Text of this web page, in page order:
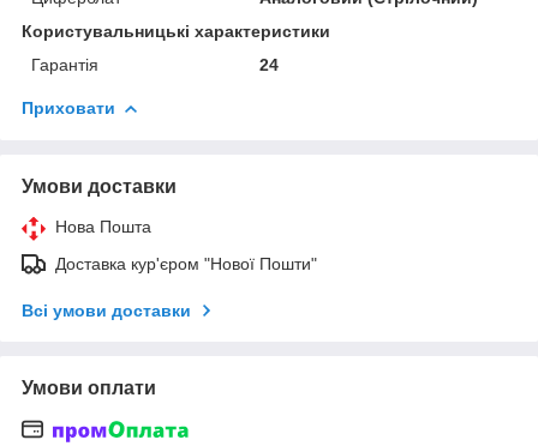
Користувальницькі характеристики
Гарантія
24
Приховати
Умови доставки
Нова Пошта
Доставка кур'єром "Нової Пошти"
Всі умови доставки
Умови оплати